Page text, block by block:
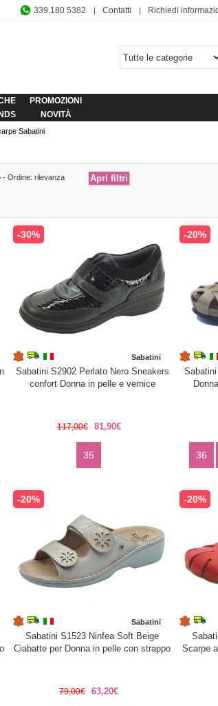
339.180 5382 Contatti Richiedi
PROMOZIONI
NOVITÀ
Sabatini
- Ordine: rilevanza
-30%
Sabatini
Sabatini S2902 Perlato Nero Sneakers
confort Donna in pelle e vernice
117,00€ 81,90€
35
-20%
36
-20%
Sabatini
Sabatini S1523 Ninfea Soft Beige
Ciabatte per Donna in pelle con strappo
79,00€ 63,20€
-20%
Scarpe